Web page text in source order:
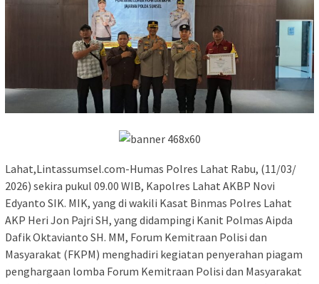
Lahat,Lintassumsel.com-Humas Polres Lahat Rabu, (11/03/
2026) sekira pukul 09.00 WIB, Kapolres Lahat AKBP Novi
Edyanto SIK. MIK, yang di wakili Kasat Binmas Polres Lahat
AKP Heri Jon Pajri SH, yang didampingi Kanit Polmas Aipda
Dafik Oktavianto SH. MM, Forum Kemitraan Polisi dan
Masyarakat (FKPM) menghadiri kegiatan penyerahan piagam
penghargaan lomba Forum Kemitraan Polisi dan Masyarakat